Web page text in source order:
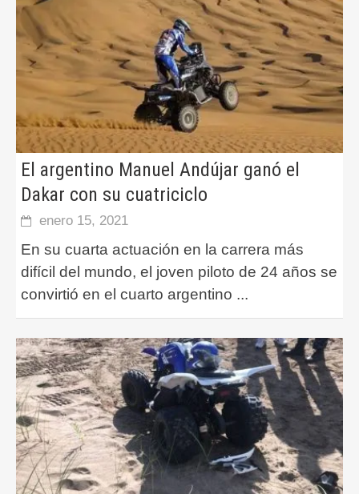
El argentino Manuel Andújar ganó el
Dakar con su cuatriciclo
enero 15, 2021
En su cuarta actuación en la carrera más
difícil del mundo, el joven piloto de 24 años se
convirtió en el cuarto argentino ...